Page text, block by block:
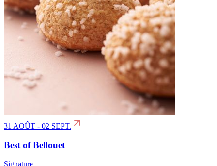
31 AOÛT - 02 SEPT.
Best of Bellouet
Signature